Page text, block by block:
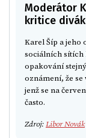
Moderátor
kritice
Karel Šíp a jeho
sociálních sítích
opakování
oznámení, že
jenž se na
často.
Zdroj:Libor Novák